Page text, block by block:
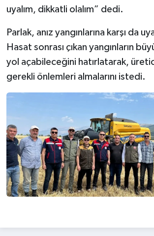
uyalım, dikkatli olalım” dedi.
Parlak, anız yangınlarına karşı da
Hasat sonrası çıkan yangınların
yol açabileceğini hatırlatarak,
gerekli önlemleri almalarını istedi.